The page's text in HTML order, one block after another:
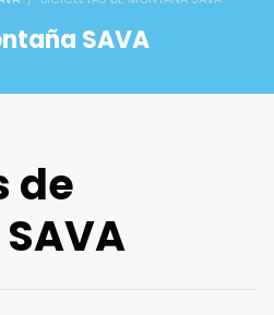
SAVA
de